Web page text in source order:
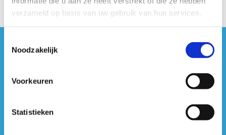
verzameld op basis van uw gebruik van hun services.
Noodzakelijk
Voorkeuren
Statistieken
#sportersbelevenmeer